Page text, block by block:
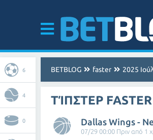
6
4
0
BETBLOG faster 2025
ΤΊΠΣΤΕΡ
Dallas Wings -
07/29 00:00 Πριν από 1